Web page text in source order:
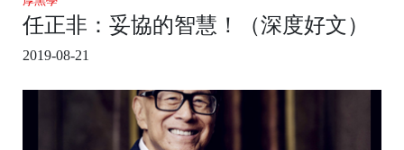
任正非：妥協的智慧！（深度好文）
2019-08-21